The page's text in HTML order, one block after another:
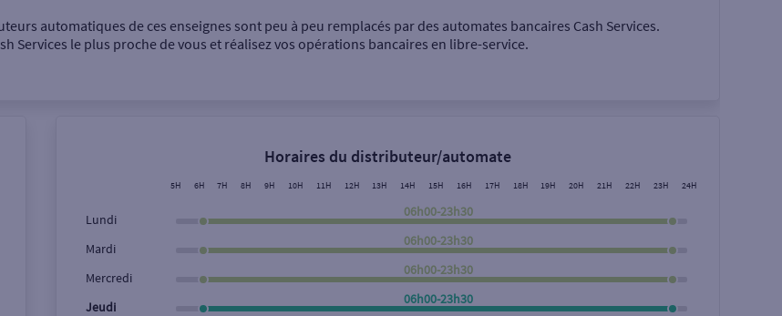
Retrait de monnaie €
Rue Rechercher
automatiques de ces enseignes sont peu à peu remplacés par des automates bancaires Cash Services.
Services le plus proche de vous et réalisez vos opérations bancaires en libre-service.
Horaires du distributeur/automate
5H 6H 7H 8H 9H 10H 11H 12H 13H 14H 15H 16H 17H 18H 19H 20H 21H 22H 23H 24H
Lundi
06h00-23h30
Mardi
06h00-23h30
Mercredi
06h00-23h30
Jeudi
06h00-23h30